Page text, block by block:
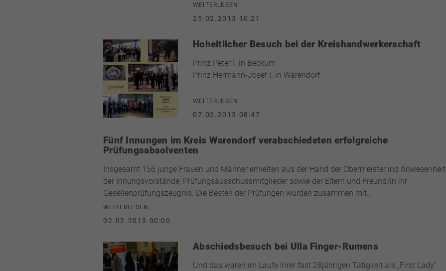
WEITERLESEN
25.02.2013 10:21
Hoheitlicher Besuch bei der Kreishandwerkerschaft
Prinz Peter I. in Beckum
Prinz Hermann-Josef I. in Warendorf
WEITERLESEN
07.02.2013 08:47
Fünf Innungen im Kreis Warendorf verabschiedeten erfolgreiche
Prüfungsabsolventen
Insgesamt 156 junge Frauen und Männer erhielten aus der Hand der Obermeister ind Anwesenheit
der Innungsvorstände, Prüfungsausschussmitglieder sowie der Eltern und Freund/in ihr
Gesellenprüfungszeugnis. Die Besten der Prüfungen wurden zusammen mit…
WEITERLESEN
02.02.2013 00:00
Abschiedsbesuch bei Ulla Finger-Rumens
Und das waren im Laufe ihrer fast 28jährigen Tätigkeit als „First Lady“